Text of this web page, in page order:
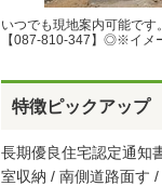
いつでも現地案内可能で
【087-810-347】◎※イメ
特徴ピックアップ
長期優良住宅認定通知
室収納 / 南側道路面す